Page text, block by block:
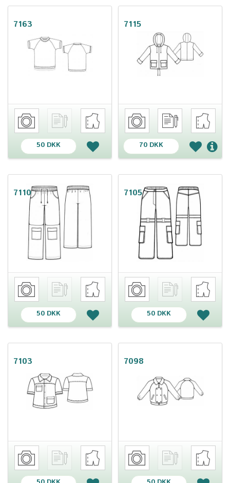
7163
50 DKK
7115
70 DKK
7110
50 DKK
7105
50 DKK
7103 7098